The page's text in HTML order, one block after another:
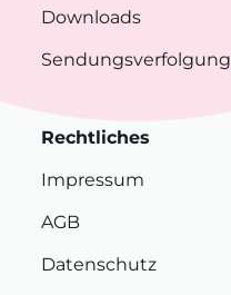
Downloads
Sendungsverfolgung
Rechtliches
Impressum
AGB
Datenschutz